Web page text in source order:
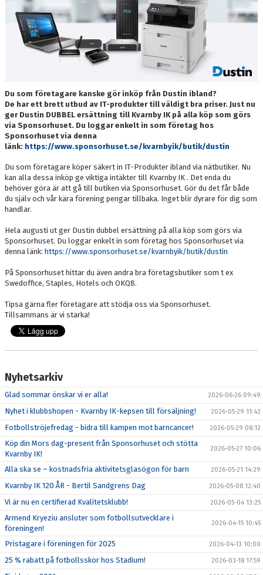
LEDARE
KONTAKT
Du som företagare kanske gör inköp från Dustin ibland?
De har ett brett utbud av IT-produkter till väldigt bra priser. Just nu
ger Dustin DUBBEL ersättning till Kvarnby IK på alla köp som görs
via Sponsorhuset. Du loggar enkelt in som företag hos
Sponsorhuset via denna
länk: https://www.sponsorhuset.se/kvarnbyik/butik/dustin
Du som företagare köper säkert in IT-Produkter ibland via nätbutiker. Nu
kan alla dessa inköp ge viktiga intäkter till Kvarnby IK . Det enda du
behöver göra är att gå till butiken via Sponsorhuset. Gör du det får både
du själv och vår kära förening pengar tillbaka. Inget blir dyrare för dig som
handlar.
Hela augusti ut ger Dustin dubbel ersättning på alla köp som görs via
Sponsorhuset. Du loggar enkelt in som företag hos Sponsorhuset via
denna länk: https://www.sponsorhuset.se/kvarnbyik/butik/dustin
På Sponsorhuset hittar du även andra bra företagsbutiker som t ex
Swedoffice, Staples, Hotels och OKQ8.
Tipsa gärna fler företagare att stödja oss via Sponsorhuset.
Tillsammans är vi starka!
Nyhetsarkiv
Glad sommar önskar vi er alla! 2026-06-26 09:49
Nyhet i klubbshopen - Kvarnby IK-kepsen till försäljning! 2026-05-29 11:42
Fotbollströjefredag - bidra till kampen mot barncancer! 2026-05-29 08:12
Köp din Mors dag-present från Sponsorhuset och stötta
Kvarnby IK!
2026-05-27 10:06
Alla ska se – kostnadsfria aktivitetsglasögon för barn 2026-05-21 14:29
Kvarnby IK 120 ÅR - Bertil Sandgrens Dag 2026-05-08 12:40
Vi är nu en certifierad Kvalitetsklubb! 2026-05-04 13:25
Armend Kryeziu ansluter som fotbollsutvecklare i
föreningen!
2026-04-15 10:45
Pristagare i föreningen för 2025 2026-04-13 10:00
25 % rabatt på fotbollsskor hos Stadium! 2026-03-18 17:59